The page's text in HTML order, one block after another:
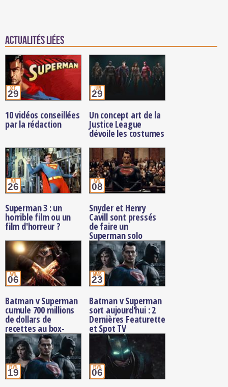
Actualités Liées
oct.
29
10 vidéos conseillées
par la rédaction
juin
29
Un concept art de la
Justice League
dévoile les costumes
mai
26
Superman 3 : un
horrible film ou un
film d'horreur ?
avr.
08
Snyder et Henry
Cavill sont pressés
de faire un
Superman solo
avr.
06
Batman v Superman
cumule 700 millions
de dollars de
recettes au box-
office
mars
23
Batman v Superman
sort aujourd'hui : 2
Dernières Featurette
et Spot TV
févr.
19 févr.
06